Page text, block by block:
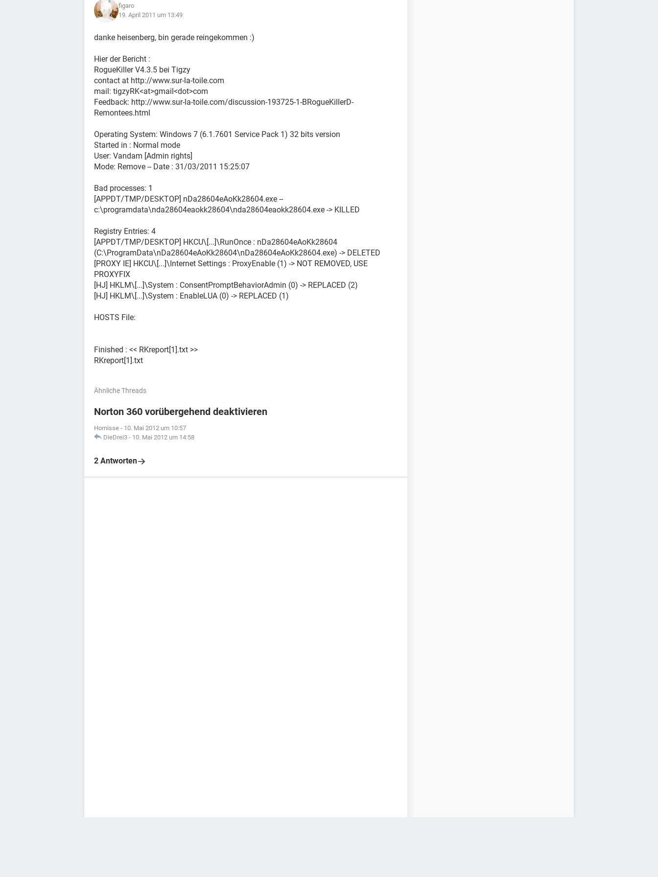
figaro
19. April 2011 um 13:49
danke heisenberg, bin gerade reingekommen :)
Hier der Bericht :
RogueKiller V4.3.5 bei Tigzy
contact at http://www.sur-la-toile.com
mail: tigzyRK<at>gmail<dot>com
Feedback: http://www.sur-la-toile.com/discussion-193725-1-BRogueKillerD-
Remontees.html
Operating System: Windows 7 (6.1.7601 Service Pack 1) 32 bits version
Started in : Normal mode
User: Vandam [Admin rights]
Mode: Remove -- Date : 31/03/2011 15:25:07
Bad processes: 1
[APPDT/TMP/DESKTOP] nDa28604eAoKk28604.exe --
c:\programdata\nda28604eaokk28604\nda28604eaokk28604.exe -> KILLED
Registry Entries: 4
[APPDT/TMP/DESKTOP] HKCU\[...]\RunOnce : nDa28604eAoKk28604
(C:\ProgramData\nDa28604eAoKk28604\nDa28604eAoKk28604.exe) -> DELETED
[PROXY IE] HKCU\[...]\Internet Settings : ProxyEnable (1) -> NOT REMOVED, USE
PROXYFIX
[HJ] HKLM\[...]\System : ConsentPromptBehaviorAdmin (0) -> REPLACED (2)
[HJ] HKLM\[...]\System : EnableLUA (0) -> REPLACED (1)
HOSTS File:
Finished : << RKreport[1].txt >>
RKreport[1].txt
Ähnliche Threads
Norton 360 vorübergehend deaktivieren
Hornisse - 10. Mai 2012 um 10:57
DieDrei3 - 10. Mai 2012 um 14:58
2 Antworten